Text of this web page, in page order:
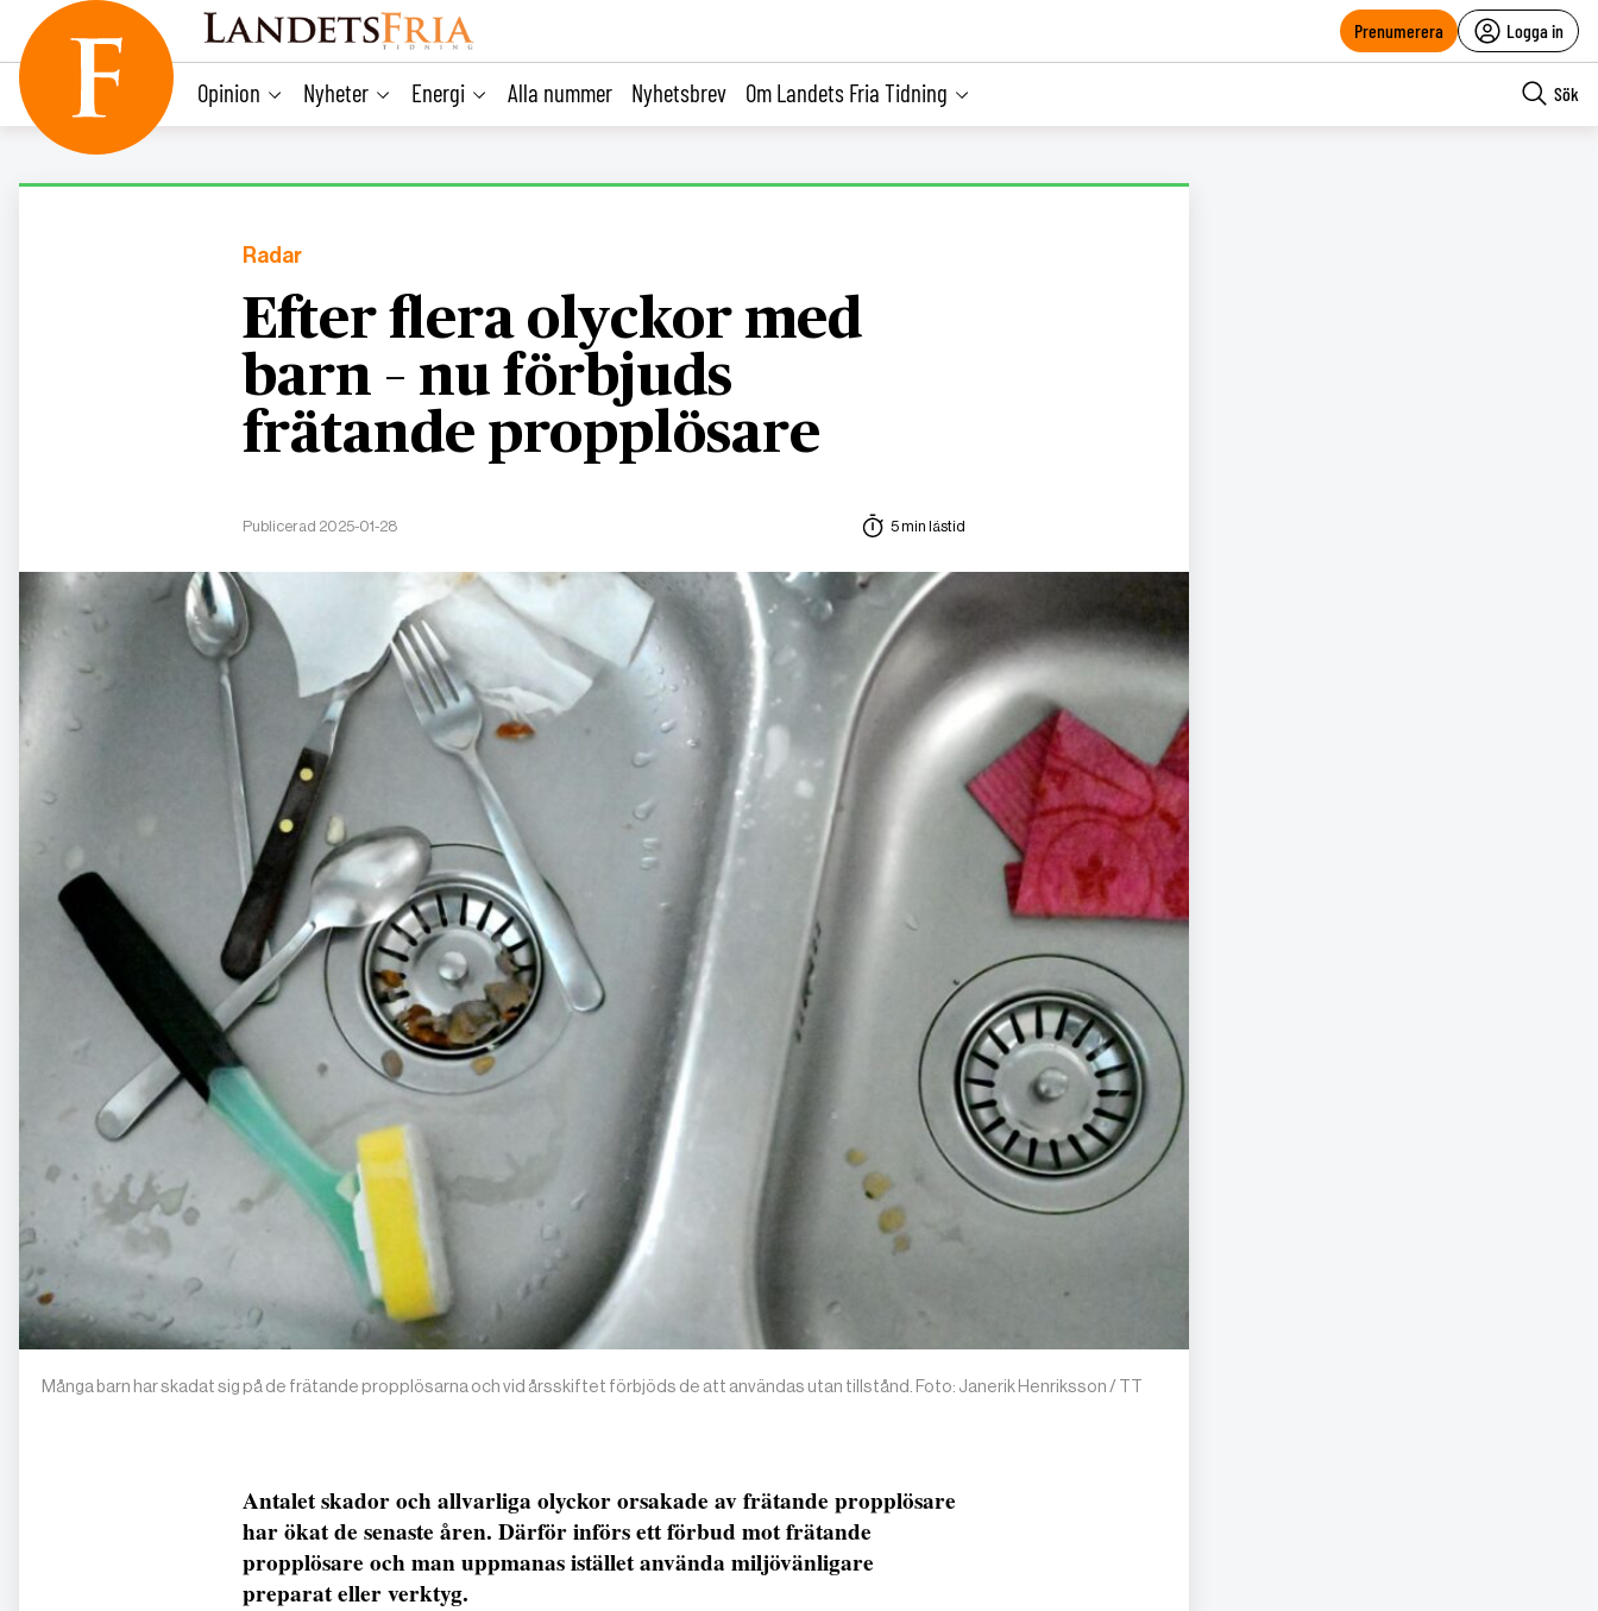
content
Prenumerera Logga in
Opinion Nyheter Energi Alla nummer Nyhetsbrev Om Landets Fria Tidning Sök
Radar
Efter flera olyckor med
barn – nu förbjuds
frätande propplösare
Publicerad 2025-01-28 5 min lästid
Många barn har skadat sig på de frätande propplösarna och vid årsskiftet förbjöds de att användas utan tillstånd. Foto: Janerik Henriksson / TT
Antalet skador och allvarliga olyckor orsakade av frätande propplösare
har ökat de senaste åren. Därför införs ett förbud mot frätande
propplösare och man uppmanas istället använda miljövänligare
preparat eller verktyg.